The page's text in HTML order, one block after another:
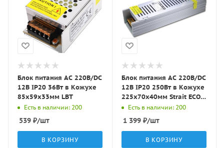
Блок питания AC 220В/DC
12В IP20 36Вт в Кожухе
85x59x33мм LBT
Есть в наличии: 200
539 ₽/шт
В КОРЗИНУ
Блок питания AC 220В/DC
12В IP20 250Вт в Кожухе
225x70x40мм Strait ECO
Energy
Есть в наличии: 200
1 399 ₽/шт
В КОРЗИНУ